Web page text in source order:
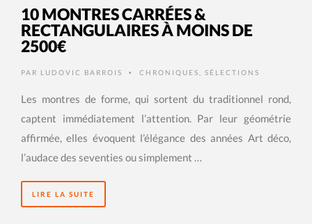
10 MONTRES CARRÉES &
RECTANGULAIRES À MOINS DE
2500€
PAR LUDOVIC BARROIS • CHRONIQUES SÉLECTIONS
Les montres de forme, qui sortent du traditionnel rond,
captent immédiatement l’attention. Par leur géométrie
affirmée, elles évoquent l’élégance des années Art déco,
l’audace des seventies ou simplement …
LIRE LA SUITE